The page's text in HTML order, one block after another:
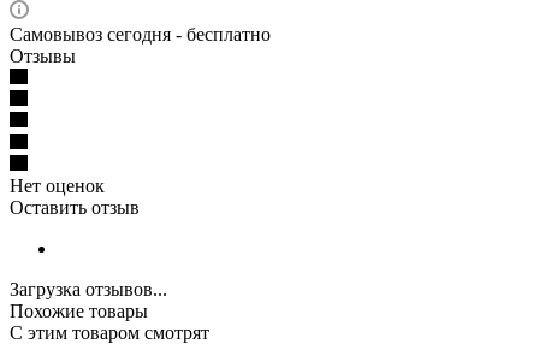
Самовывоз сегодня - бесплатно
Отзывы
Нет оценок
Оставить отзыв
Загрузка отзывов...
Похожие товары
С этим товаром смотрят